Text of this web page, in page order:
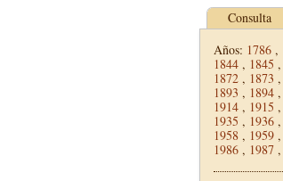
Consulta
Años: 1786 ,
1844 , 1845 ,
1872 , 1873 ,
1893 , 1894 ,
1914 , 1915 ,
1935 , 1936 ,
1958 , 1959 ,
1986 , 1987 ,